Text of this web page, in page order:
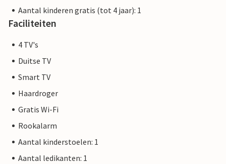
Aantal kinderen gratis (tot 4 jaar): 1
Faciliteiten
4 TV's
Duitse TV
Smart TV
Haardroger
Gratis Wi-Fi
Rookalarm
Aantal kinderstoelen: 1
Aantal ledikanten: 1